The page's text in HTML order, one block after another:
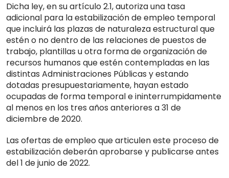
Dicha ley, en su artículo 2.1, autoriza una tasa
adicional para la estabilización de empleo temporal
que incluirá las plazas de naturaleza estructural que
estén o no dentro de las relaciones de puestos de
trabajo, plantillas u otra forma de organización de
recursos humanos que estén contempladas en las
distintas Administraciones Públicas y estando
dotadas presupuestariamente, hayan estado
ocupadas de forma temporal e ininterrumpidamente
al menos en los tres años anteriores a 31 de
diciembre de 2020.
Las ofertas de empleo que articulen este proceso de
estabilización deberán aprobarse y publicarse antes
del 1 de junio de 2022.